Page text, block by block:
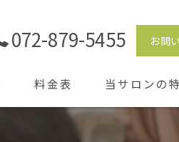
072-879-5455 お問
料金表 当サロンの